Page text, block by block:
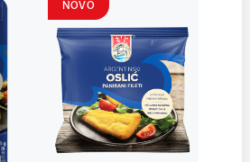
NOVO